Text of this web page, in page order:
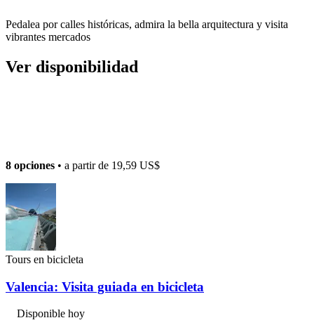
Pedalea por calles históricas, admira la bella arquitectura y visita
vibrantes mercados
Ver disponibilidad
8 opciones • a partir de 19,59 US$
Tours en bicicleta
Valencia: Visita guiada en bicicleta
Disponible hoy